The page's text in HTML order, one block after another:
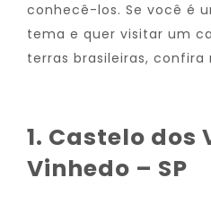
conhecê-los. Se você é
tema e quer visitar um
terras brasileiras, confira
1. Castelo dos
Vinhedo – SP